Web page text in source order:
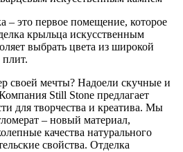
– это первое помещение, которое
крыльца искусственным
выбрать цвета из широкой
своей мечты? Надоели скучные и
Still Stone предлагает
для творчества и креатива. Мы
– новый материал,
качества натурального
свойства. Отделка